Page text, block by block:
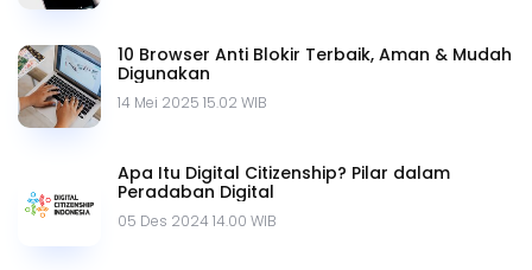
10 Browser Anti Blokir Terbaik, Aman & Mudah
Digunakan
14 Mei 2025 15.02 WIB
Apa Itu Digital Citizenship? Pilar dalam
Peradaban Digital
05 Des 2024 14.00 WIB